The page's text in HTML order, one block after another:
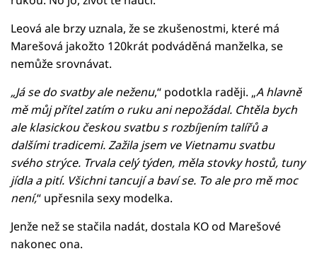
Leová ale brzy uznala, že se zkušenostmi, které má
Marešová jakožto 120krát podváděná manželka, se
nemůže srovnávat.
„Já se do svatby ale neženu,“ podotkla raději. „A hlavně
mě můj přítel zatím o ruku ani nepožádal. Chtěla bych
ale klasickou českou svatbu s rozbíjením talířů a
dalšími tradicemi. Zažila jsem ve Vietnamu svatbu
svého strýce. Trvala celý týden, měla stovky hostů, tuny
jídla a pití. Všichni tancují a baví se. To ale pro mě moc
není,“ upřesnila sexy modelka.
Jenže než se stačila nadát, dostala KO od Marešové
nakonec ona.